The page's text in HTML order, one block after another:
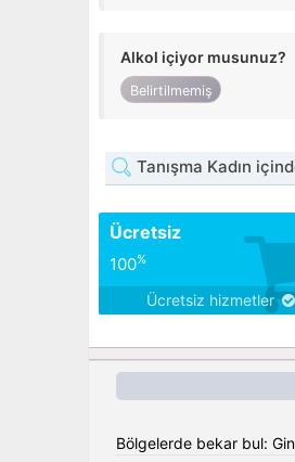
Alkol içiyor musunuz?
Belirtilmemiş
Tanışma Kadın
Ücretsiz
100%
Ücretsiz hizmetler
Bölgelerde bekar bul: